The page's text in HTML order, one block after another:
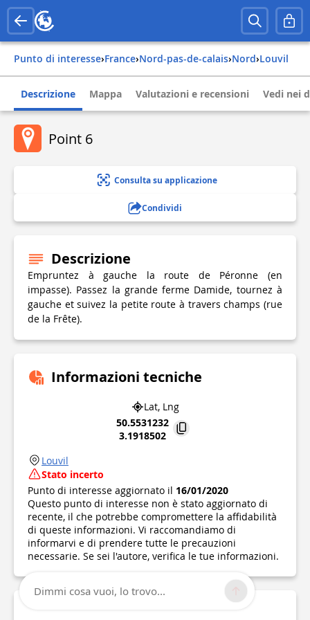
Punto di interesse› france› nord-pas-de-calais› nord› louvil
Descrizione Mappa Valutazioni e recensioni Vedi nei
Point 6
Consulta su applicazione
Condividi
Descrizione
Empruntez à gauche la route de Péronne (en
impasse). Passez la grande ferme Damide, tournez à
gauche et suivez la petite route à travers champs (rue
de la Frête).
Informazioni tecniche
Lat, Lng
50.5531232
3.1918502
Louvil
Stato incerto
Punto di interesse aggiornato il 16/01/2020
Questo punto di interesse non è stato aggiornato di
recente, il che potrebbe compromettere la affidabilità
di queste informazioni. Vi raccomandiamo di
informarvi e di prendere tutte le precauzioni
necessarie. Se sei l'autore, verifica le tue informazioni.
Dimmi cosa vuoi, lo trovo...